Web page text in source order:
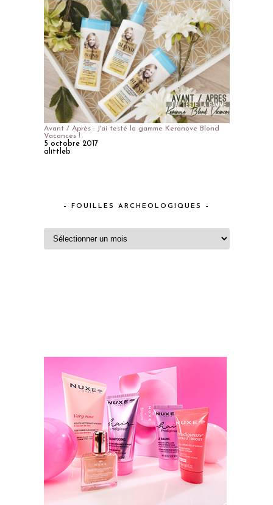
Avant / Après : J'ai testé la gamme Keranove Blond
Vacances !
5 octobre 2017
alittleb
– FOUILLES ARCHEOLOGIQUES –